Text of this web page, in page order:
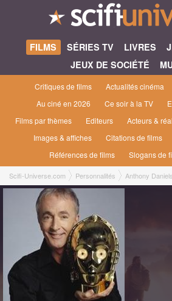
FILMS SÉRIES TV LIVRES
JEUX DE SOCIÉTÉ
Critiques de films Actualités cinéma
Au ciné en 2026
Ce soir à la TV
Films par thèmes
Editeurs Acteurs &
Images & affiches
Citations de films
Références de films
Slogans de
Scifi-Universe.com Personnalités Anthony Daniels